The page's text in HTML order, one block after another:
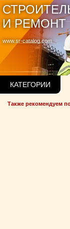
www.sr-catalog.com
И РЕМОНТ
КАТЕГОРИИ
Также рекомендуем